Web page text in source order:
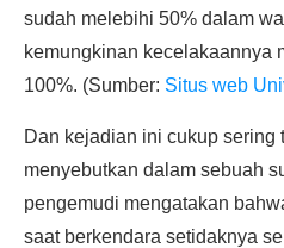
sudah melebihi 50% dalam
kemungkinan kecelakaannya
100%. (Sumber: Situs web
Dan kejadian ini cukup sering
menyebutkan dalam sebuah
pengemudi mengatakan
saat berkendara setidaknya